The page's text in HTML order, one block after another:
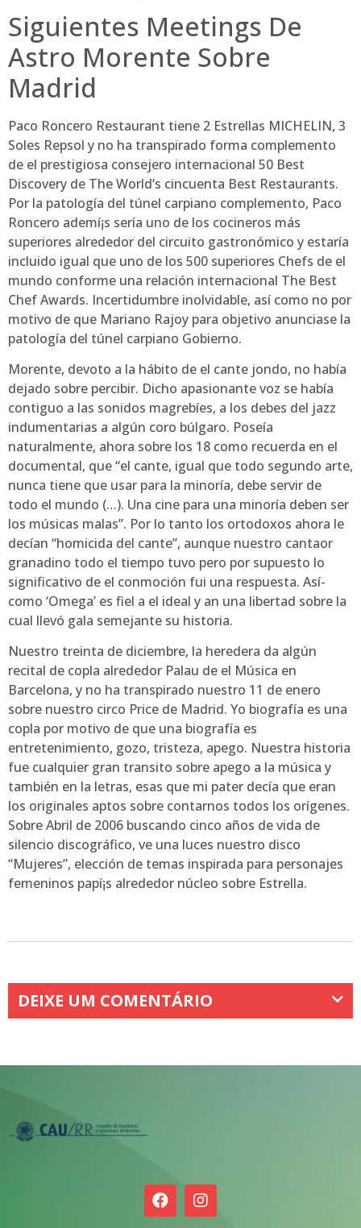
Siguientes Meetings De
Astro Morente Sobre
Madrid
Paco Roncero Restaurant tiene 2 Estrellas MICHELIN, 3
Soles Repsol y no ha transpirado forma complemento
de el prestigiosa consejero internacional 50 Best
Discovery de The World’s cincuenta Best Restaurants.
Por la patologí­a del túnel carpiano complemento, Paco
Roncero ademí¡s serí­a uno de los cocineros más
superiores alrededor del circuito gastronómico y estaría
incluido igual que uno de los 500 superiores Chefs de el
mundo conforme una relación internacional The Best
Chef Awards. Incertidumbre inolvidable, así­ como no por
motivo de que Mariano Rajoy para objetivo anunciase la
patologí­a del túnel carpiano Gobierno.
Morente, devoto a la hábito de el cante jondo, no había
dejado sobre percibir. Dicho apasionante voz se había
contiguo a las sonidos magrebíes, a los debes del jazz
indumentarias a algún coro búlgaro. Poseía
naturalmente, ahora sobre los 18 como recuerda en el
documental, que “el cante, igual que todo segundo arte,
nunca tiene que usar para la minoría, debe servir de
todo el mundo (…). Una cine para una minoría deben ser
los músicas malas”. Por lo tanto los ortodoxos ahora le
decían “homicida del cante”, aunque nuestro cantaor
granadino todo el tiempo tuvo pero por supuesto lo
significativo de el conmoción fui una respuesta. Así­
como ‘Omega’ es fiel a el ideal y an una libertad sobre la
cual llevó gala semejante su historia.
Nuestro treinta de diciembre, la heredera da algún
recital de copla alrededor Palau de el Música en
Barcelona, y no ha transpirado nuestro 11 de enero
sobre nuestro circo Price de Madrid. Yo biografía es una
copla por motivo de que una biografía es
entretenimiento, gozo, tristeza, apego. Nuestra historia
fue cualquier gran transito sobre apego a la música y
también en la letras, esas que mi pater decía que eran
los originales aptos sobre contarnos todos los orígenes.
Sobre Abril de 2006 buscando cinco años de vida de
silencio discográfico, ve una luces nuestro disco
“Mujeres”, elección de temas inspirada para personajes
femeninos papí¡s alrededor núcleo sobre Estrella.
DEIXE UM COMENTÁRIO